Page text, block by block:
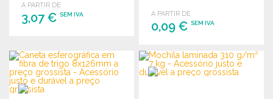
A PARTIR DE
3,07 € SEM IVA
Solicitar um orçamento
A PARTIR DE
0,09 €SEM IVA
ENCOMENDAR
Solicitar um orçamento